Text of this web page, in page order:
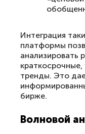
Интеграция
платформы
анализировать
тренды. Это
бирже.
Волновой